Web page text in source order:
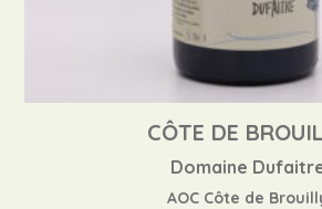
CÔTE DE
Domaine
AOC Côte de